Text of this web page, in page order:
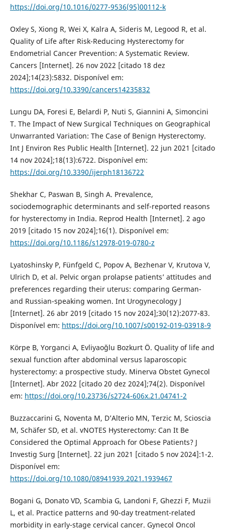
https://doi.org/10.1016/0277-9536(95)00112-k
Oxley S, Xiong R, Wei X, Kalra A, Sideris M, Legood R, et al.
Quality of Life after Risk-Reducing Hysterectomy for
Endometrial Cancer Prevention: A Systematic Review.
Cancers [Internet]. 26 nov 2022 [citado 18 dez
2024];14(23):5832. Disponível em:
https://doi.org/10.3390/cancers14235832
Lungu DA, Foresi E, Belardi P, Nuti S, Giannini A, Simoncini
T. The Impact of New Surgical Techniques on Geographical
Unwarranted Variation: The Case of Benign Hysterectomy.
Int J Environ Res Public Health [Internet]. 22 jun 2021 [citado
14 nov 2024];18(13):6722. Disponível em:
https://doi.org/10.3390/ijerph18136722
Shekhar C, Paswan B, Singh A. Prevalence,
sociodemographic determinants and self-reported reasons
for hysterectomy in India. Reprod Health [Internet]. 2 ago
2019 [citado 15 nov 2024];16(1). Disponível em:
https://doi.org/10.1186/s12978-019-0780-z
Lyatoshinsky P, Fünfgeld C, Popov A, Bezhenar V, Krutova V,
Ulrich D, et al. Pelvic organ prolapse patients’ attitudes and
preferences regarding their uterus: comparing German-
and Russian-speaking women. Int Urogynecology J
[Internet]. 26 abr 2019 [citado 15 nov 2024];30(12):2077-83.
Disponível em: https://doi.org/10.1007/s00192-019-03918-9
Körpe B, Yorganci A, Evliyaoğlu Bozkurt Ö. Quality of life and
sexual function after abdominal versus laparoscopic
hysterectomy: a prospective study. Minerva Obstet Gynecol
[Internet]. Abr 2022 [citado 20 dez 2024];74(2). Disponível
em: https://doi.org/10.23736/s2724-606x.21.04741-2
Buzzaccarini G, Noventa M, D’Alterio MN, Terzic M, Scioscia
M, Schäfer SD, et al. vNOTES Hysterectomy: Can It Be
Considered the Optimal Approach for Obese Patients? J
Investig Surg [Internet]. 22 jun 2021 [citado 5 nov 2024]:1-2.
Disponível em:
https://doi.org/10.1080/08941939.2021.1939467
Bogani G, Donato VD, Scambia G, Landoni F, Ghezzi F, Muzii
L, et al. Practice patterns and 90-day treatment-related
morbidity in early-stage cervical cancer. Gynecol Oncol